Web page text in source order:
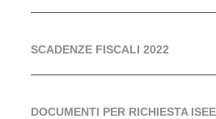
SCADENZE FISCALI 2022
DOCUMENTI PER RICHIESTA